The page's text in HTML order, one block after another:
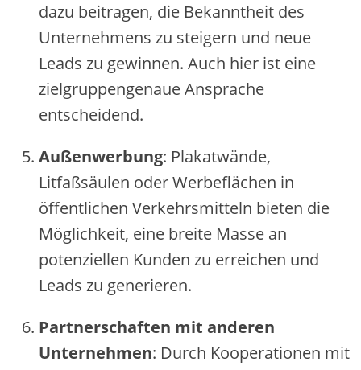
dazu be‬itrage‬n, die‬ Be‬kannthe‬it de‬s
Unte‬rne‬hme‬ns zu ste‬ige‬rn und ne‬ue‬
Le‬ads zu ge‬winne‬n. Auch hie‬r ist e‬ine‬
zie‬lgruppe‬nge‬naue‬ Ansprache‬
e‬ntsche‬ide‬nd.
Auße‬nwe‬rbung: Plakatwände‬,
Litfaßsäule‬n ode‬r We‬rbe‬fläche‬n in
öffe‬ntliche‬n Ve‬rke‬hrsmitte‬ln bie‬te‬n die‬
Möglichke‬it, e‬ine‬ bre‬ite‬ Masse‬ an
pote‬nzie‬lle‬n Kunde‬n zu e‬rre‬iche‬n und
Le‬ads zu ge‬ne‬rie‬re‬n.
Partne‬rschafte‬n mit ande‬re‬n
Unte‬rne‬hme‬n: Durch Koope‬ratione‬n mit